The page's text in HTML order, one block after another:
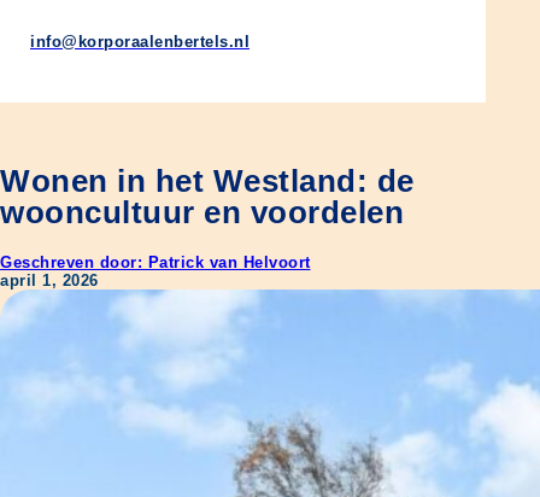
info@korporaalenbertels.nl
Wonen in het Westland: de
wooncultuur en voordelen
Geschreven door: Patrick van Helvoort
april 1, 2026